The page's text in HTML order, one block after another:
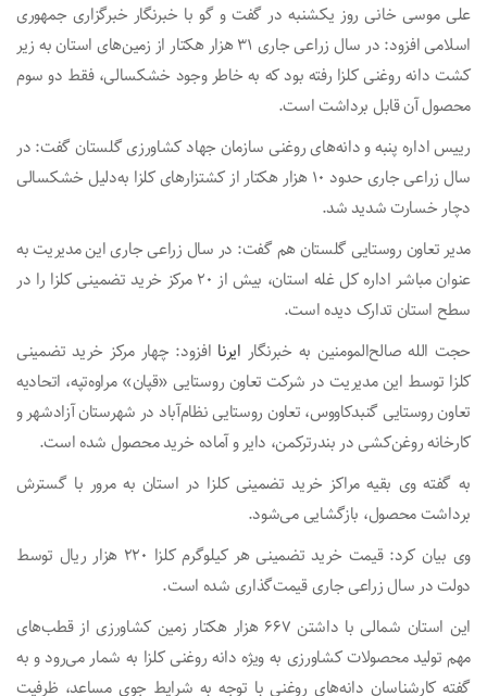
علی موسی خانی روز یکشنبه در گفت و گو با خبرنگار خبرگزاری جمهوری
اسلامی افزود: در سال زراعی جاری ۳۱ هزار هکتار از زمین‌های استان به زیر
کشت دانه روغنی کلزا رفته بود که به خاطر وجود خشکسالی، فقط دو سوم
محصول آن قابل برداشت است.
رییس اداره پنبه و دانه‌های روغنی سازمان جهاد کشاورزی گلستان گفت: در
سال زراعی جاری حدود ۱۰ هزار هکتار از کشتزارهای کلزا به‌دلیل خشکسالی
دچار خسارت شدید شد.
مدیر تعاون روستایی گلستان هم گفت: در سال زراعی جاری این مدیریت به
عنوان مباشر اداره کل غله استان، بیش از ۲۰ مرکز خرید تضمینی کلزا را در
سطح استان تدارک دیده است.
حجت الله صالح‌المومنین به خبرنگار ایرنا افزود: چهار مرکز خرید تضمینی
کلزا توسط این مدیریت در شرکت تعاون روستایی «قپان» مراوه‌تپه، اتحادیه
تعاون روستایی گنبدکاووس، تعاون روستایی نظام‌آباد در شهرستان آزادشهر و
کارخانه روغن‌کشی در بندرترکمن، دایر و آماده خرید محصول شده است.
به گفته وی بقیه مراکز خرید تضمینی کلزا در استان به مرور با گسترش
برداشت محصول، بازگشایی می‌شود.
وی بیان کرد: قیمت خرید تضمینی هر کیلوگرم کلزا ۲۲۰ هزار ریال توسط
دولت در سال زراعی جاری قیمت‌گذاری شده است.
این استان شمالی با داشتن ۶۶۷ هزار هکتار زمین کشاورزی از قطب‌های
مهم تولید محصولات کشاورزی به ویژه دانه روغنی کلزا به شمار می‌رود و به
گفته کارشناسان دانه‌های روغنی با توجه به شرایط جوی مساعد، ظرفیت